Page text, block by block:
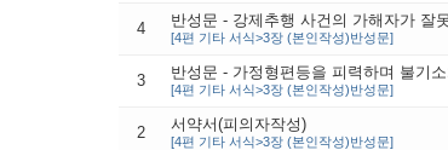
4 반성문 - 강제추행 사건의 가해자가 잘
[4편 기타 서식>3장 (본인작성)반성문]
3 반성문 - 가정형편등을 피력하며 불기
[4편 기타 서식>3장 (본인작성)반성문]
2 서약서(피의자작성)
[4편 기타 서식>3장 (본인작성)반성문]